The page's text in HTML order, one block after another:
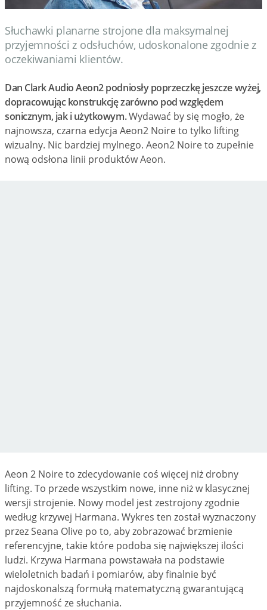
Słuchawki planarne strojone dla maksymalnej
przyjemności z odsłuchów, udoskonalone zgodnie z
oczekiwaniami klientów.
Dan Clark Audio Aeon2 podniosły poprzeczkę jeszcze wyżej,
dopracowując konstrukcję zarówno pod względem
sonicznym, jak i użytkowym.Wydawać by się mogło, że
najnowsza, czarna edycja Aeon2 Noire to tylko lifting
wizualny. Nic bardziej mylnego. Aeon2 Noire to zupełnie
nową odsłona linii produktów Aeon.
Aeon 2 Noire to zdecydowanie coś więcej niż drobny
lifting. To przede wszystkim nowe, inne niż w klasycznej
wersji strojenie. Nowy model jest zestrojony zgodnie
według krzywej Harmana. Wykres ten został wyznaczony
przez Seana Olive po to, aby zobrazować brzmienie
referencyjne, takie które podoba się największej ilości
ludzi. Krzywa Harmana powstawała na podstawie
wieloletnich badań i pomiarów, aby finalnie być
najdoskonalszą formułą matematyczną gwarantującą
przyjemność ze słuchania.